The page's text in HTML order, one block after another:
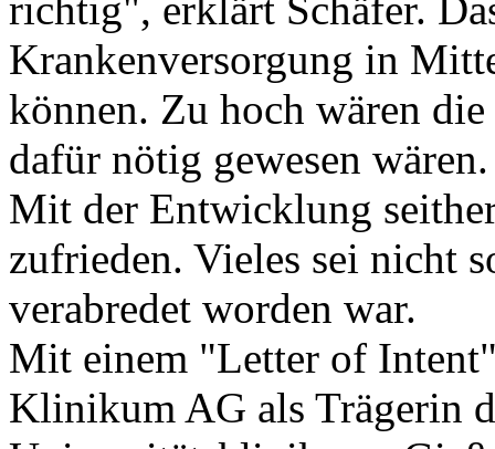
Krankenversorgung in
können. Zu hoch wären
dafür nötig gewesen wären.
Mit der Entwicklung
zufrieden. Vieles sei nicht
verabredet worden war.
Mit einem "Letter of
Klinikum AG als Trägerin